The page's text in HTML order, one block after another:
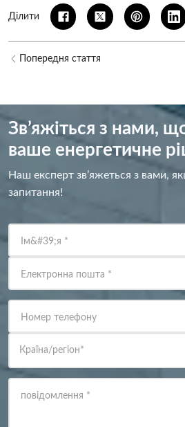
Ділити
Попередня стаття
Зв’яжіться з нами,
ваше енергетичне
Наш експерт зв’яжеться з вами,
запитання!
Ім&#39;я *
Електронна пошта *
Номер телефону
Країна/регіон*
повідомлення *